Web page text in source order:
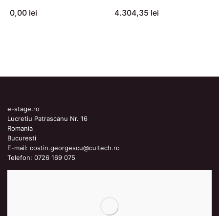
0,00 lei
4.304,35 lei
e-stage.ro
Lucretiu Patrascanu Nr. 16
Romania
Bucuresti
E-mail: costin.georgescu@cultech.ro
Telefon: 0726 169 075